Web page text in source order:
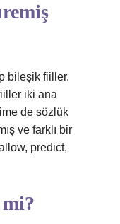
bileşik fiiller.
iki ana
de sözlük
ve farklı bir
predict,